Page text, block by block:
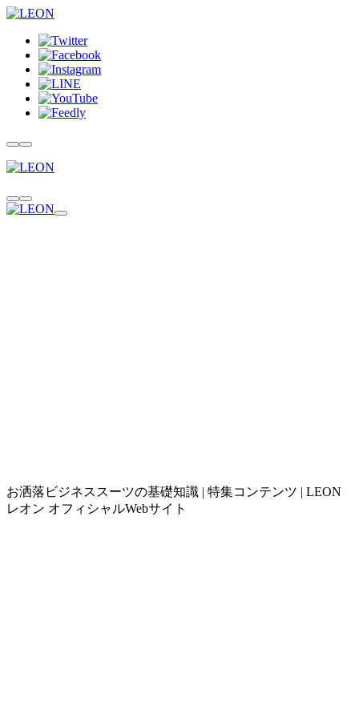
お洒落ビジネススーツの基礎知識 | 特集コンテンツ | LEON
レオン オフィシャルWebサイト